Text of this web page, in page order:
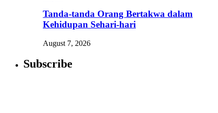
Tanda-tanda Orang Bertakwa dalam
Kehidupan Sehari-hari
August 7, 2026
Subscribe